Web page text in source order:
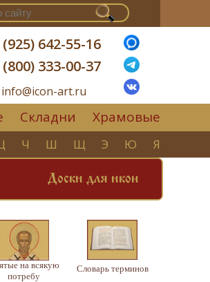
642-55-16
333-00-37
info@icon-art.ru
Складни Храмовые
Ч Ш Щ Э Ю Я
Доски для икон
на всякую
потребу
Словарь терминов